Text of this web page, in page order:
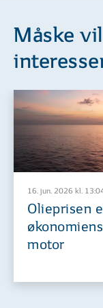
Måske
16. jun. 2026 kl.
Olieprisen
motor